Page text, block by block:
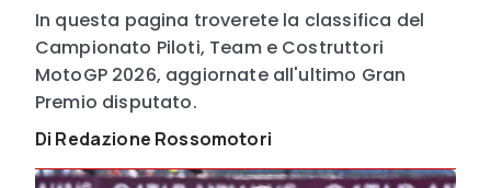
In questa pagina troverete la classifica del
Campionato Piloti, Team e Costruttori
MotoGP 2026, aggiornate all'ultimo Gran
Premio disputato.
Di Redazione Rossomotori